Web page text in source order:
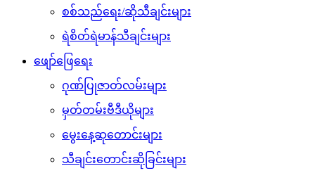
စစ်သည်ရေး/ဆိုသီချင်းများ
ရဲစိတ်ရဲမာန်သီချင်းများ
ဖျော်ဖြေရေး
ဂုဏ်ပြုဇာတ်လမ်းများ
မှတ်တမ်းဗီဒီယိုများ
မွေးနေ့ဆုတောင်းများ
သီချင်းတောင်းဆိုခြင်းများ